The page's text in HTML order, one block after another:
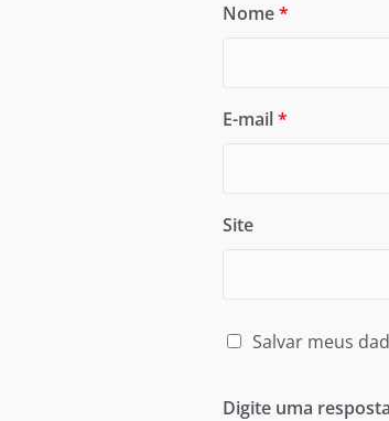
Nome*
E-mail*
Site
Salvar meus
Digite uma